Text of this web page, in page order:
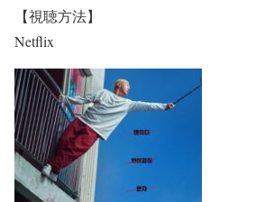
【視聴方法】
Netflix